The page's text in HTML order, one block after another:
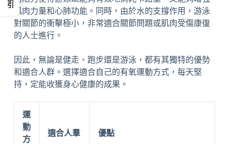
肌肉力量和心肺功能。同時，由於水的支撐作用，游泳
對關節的衝擊極小，非常適合關節問題或肌肉受傷康復
的人士進行。
因此，無論是健走、跑步還是游泳，都有其獨特的優勢
和適合人群。選擇適合自己的有氧運動方式，每天堅
持，定能收獲身心健康的成果。
運
動
方
適合人羣 優點